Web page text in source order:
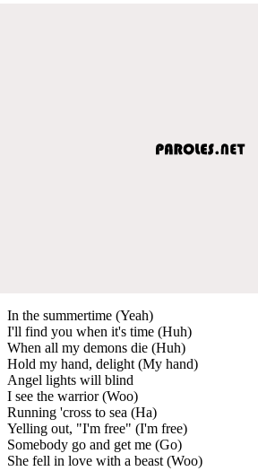
In the summertime (Yeah)
I'll find you when it's time (Huh)
When all my demons die (Huh)
Hold my hand, delight (My hand)
Angel lights will blind
I see the warrior (Woo)
Running 'cross to sea (Ha)
Yelling out, "I'm free" (I'm free)
Somebody go and get me (Go)
Shе fell in love with a beast (Woo)